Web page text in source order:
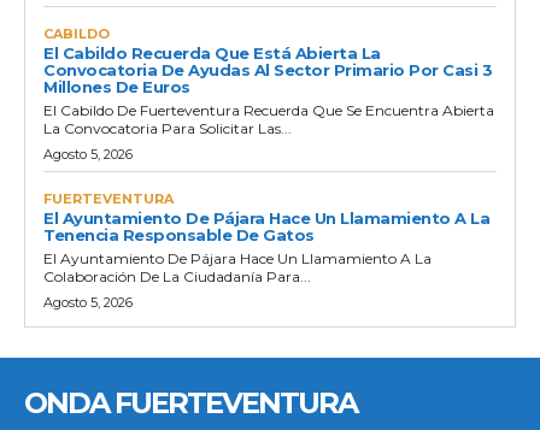
CABILDO
El Cabildo Recuerda Que Está Abierta La
Convocatoria De Ayudas Al Sector Primario Por Casi 3
Millones De Euros
El Cabildo De Fuerteventura Recuerda Que Se Encuentra Abierta
La Convocatoria Para Solicitar Las...
Agosto 5, 2026
FUERTEVENTURA
El Ayuntamiento De Pájara Hace Un Llamamiento A La
Tenencia Responsable De Gatos
El Ayuntamiento De Pájara Hace Un Llamamiento A La
Colaboración De La Ciudadanía Para...
Agosto 5, 2026
ONDA FUERTEVENTURA